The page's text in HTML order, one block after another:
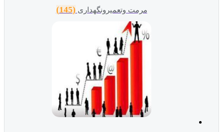
مرمت وتعمیرونگهداری(145)